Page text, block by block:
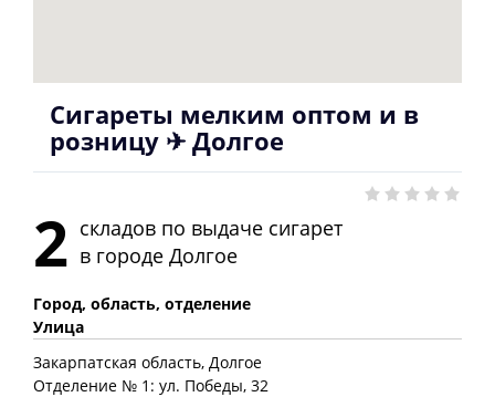
Сигареты мелким оптом и в
розницу ✈ Долгое
2 складов по выдаче сигарет
в городе Долгое
Город, область, отделение
Улица
Закарпатская область, Долгое
Отделение № 1: ул. Победы, 32